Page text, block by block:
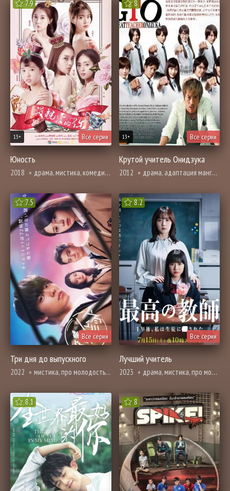
7.9
Все серии
13+
Юность
2018 драма, мистика, комедия, мелодрама, романтика, про школу и школьников
8
Все серии
13+
Крутой учитель Онидзука
2012 драма, адаптация манги, комедия, про молодость и любовь, про школу и школьников
7.5
Все серии
Три дня до выпускного
2022 мистика, про молодость и любовь, расследование, про школу и школьников
8.2
Все серии
Лучший учитель
2023 драма, мистика, про молодость и любовь, расследование, триллер, про школу и школьников
8.1 8